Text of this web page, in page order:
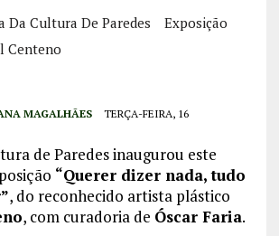
Da Cultura De Paredes
Exposição
Centeno
MAGALHÃES
TERÇA-FEIRA, 16
de Paredes inaugurou este
“Querer dizer nada, tudo
, do reconhecido artista plástico
, com curadoria de Óscar Faria.